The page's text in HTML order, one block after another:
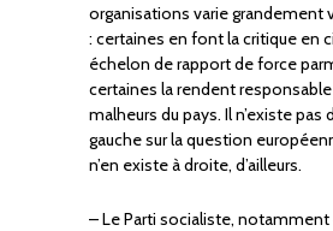
organisations varie grandement
: certaines en font la critique en
échelon de rapport de force
certaines la rendent
malheurs du pays. Il n’existe pas
gauche sur la question
n’en existe à droite, d’ailleurs.
– Le Parti socialiste, notamment